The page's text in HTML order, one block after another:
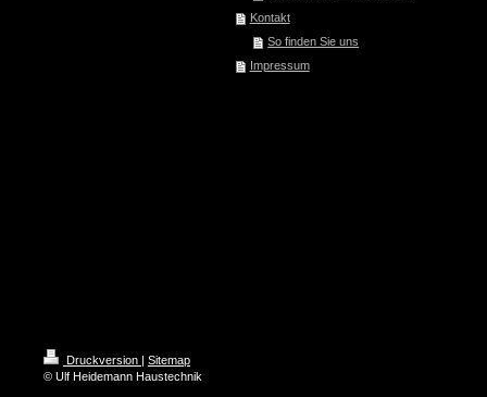
Kontakt
So finden Sie uns
Impressum
Druckversion | Sitemap
© Ulf Heidemann Haustechnik